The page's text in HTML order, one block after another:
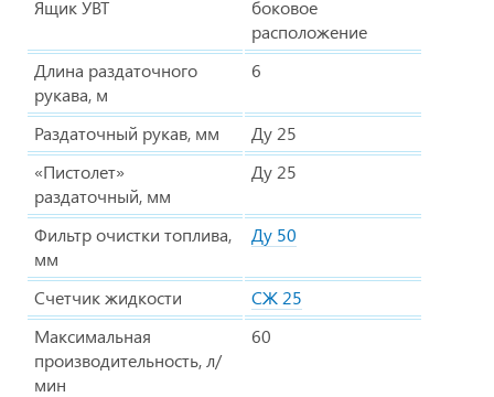
Ящик УВТ
боковое
расположение
Длина раздаточного
рукава, м
6
Раздаточный рукав, мм
Ду 25
«Пистолет»
раздаточный, мм
Ду 25
Фильтр очистки топлива,
мм
Ду 50
Счетчик жидкости
СЖ 25
Максимальная
производительность, л/
мин
60